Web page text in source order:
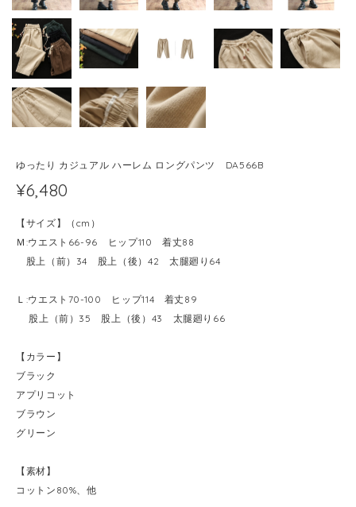
ゆったり カジュアル ハーレム ロングパンツ DA566B
¥6,480
【サイズ】（cm）
Ｍ:ウエスト66-96 ヒップ110 着丈88
股上（前）34 股上（後）42 太腿廻り64
Ｌ:ウエスト70-100 ヒップ114 着丈89
股上（前）35 股上（後）43 太腿廻り66
【カラー】
ブラック
アプリコット
ブラウン
グリーン
【素材】
コットン80%、他